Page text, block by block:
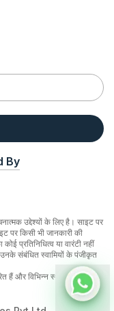
By
उद्देश्यों के लिए है। साइट पर
पर किसी भी जानकारी की
प्रतिनिधित्व या वारंटी नहीं
उनके संबंधित स्वामियों के पंजीकृत
और विभिन्न स्थानों पर भिन्न हो